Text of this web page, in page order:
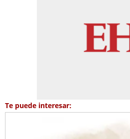
Te puede interesar: